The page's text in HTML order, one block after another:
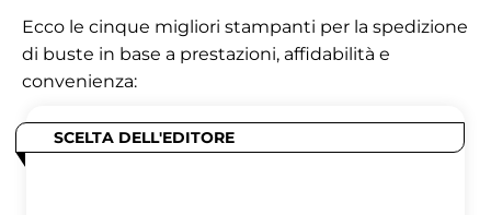
Ecco le cinque migliori stampanti per la spedizione
di buste in base a prestazioni, affidabilità e
convenienza:
SCELTA DELL'EDITORE